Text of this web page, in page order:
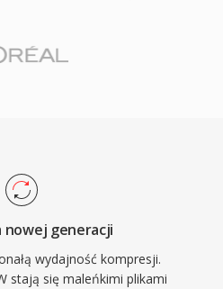
nowej generacji
wydajność kompresji.
stają się maleńkimi plikami